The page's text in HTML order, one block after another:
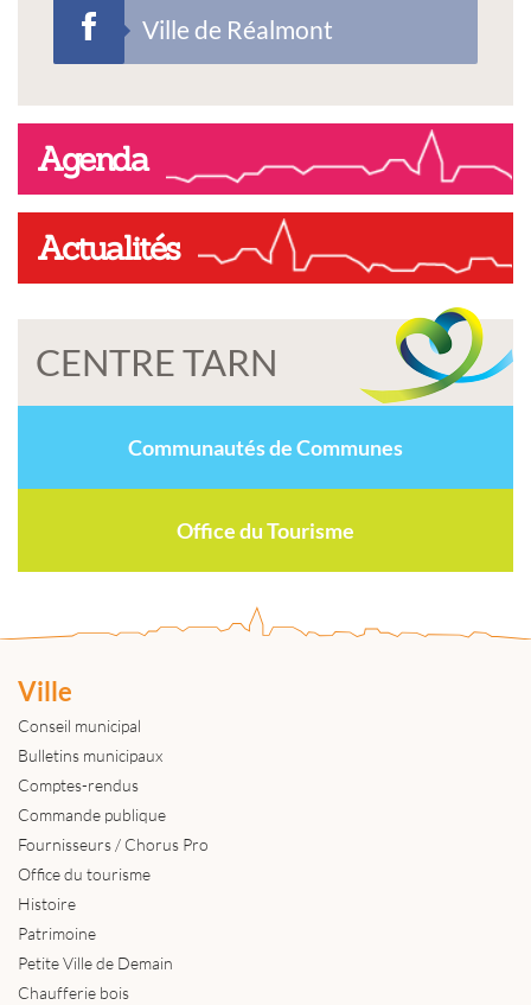
Ville de Réalmont
Agenda
Actualités
CENTRE TARN
Communautés de Communes
Office du Tourisme
Ville
Conseil municipal
Bulletins municipaux
Comptes-rendus
Commande publique
Fournisseurs / Chorus Pro
Office du tourisme
Histoire
Patrimoine
Petite Ville de Demain
Chaufferie bois